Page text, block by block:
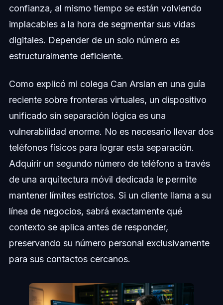
confianza, al mismo tiempo se están volviendo
implacables a la hora de segmentar sus vidas
digitales. Depender de un solo número es
estructuralmente deficiente.
Como explicó mi colega Can Arslan en una guía
reciente sobre fronteras virtuales, un dispositivo
unificado sin separación lógica es una
vulnerabilidad enorme. No es necesario llevar dos
teléfonos físicos para lograr esta separación.
Adquirir un segundo número de teléfono a través
de una arquitectura móvil dedicada le permite
mantener límites estrictos. Si un cliente llama a su
línea de negocios, sabrá exactamente qué
contexto se aplica antes de responder,
preservando su número personal exclusivamente
para sus contactos cercanos.